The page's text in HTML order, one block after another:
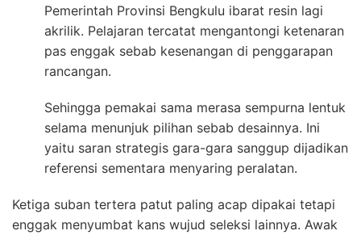
Pemerintah Provinsi Bengkulu ibarat resin lagi
akrilik. Pelajaran tercatat mengantongi ketenaran
pas enggak sebab kesenangan di penggarapan
rancangan.
Sehingga pemakai sama merasa sempurna lentuk
selama menunjuk pilihan sebab desainnya. Ini
yaitu saran strategis gara-gara sanggup dijadikan
referensi sementara menyaring peralatan.
Ketiga suban tertera patut paling acap dipakai tetapi
enggak menyumbat kans wujud seleksi lainnya. Awak